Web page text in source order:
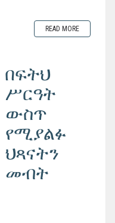
READ MORE
በፍትህ
ሥርዓት
ውስጥ
የሚያልፉ
ህጻናትን
መብት